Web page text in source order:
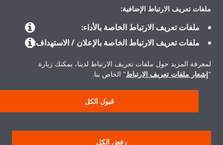
المنتجات
حول دايكن
إشعار قانوني إشعار ملف تعريف الارتباط
سياسة خصوصية البيانات
أخلاقيات الشركة
ملفات تعريف الارتباط الإضافية:
ملفات تعريف الارتباط الخاصة بالأداء:
ملفات تعريف الارتباط الخاصة بالإعلان / الاستهداف:
لمعرفة المزيد حول ملفات تعريف الارتباط لدينا، يمكنك زيارة
"إشعار ملفات تعريف الارتباط" الخاص بنا.
قبول الكل
رفض الكل